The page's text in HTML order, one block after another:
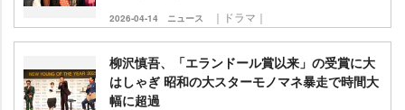
2026-04-14 ニュース ｜ドラマ｜
柳沢慎吾、「エランドール賞以来」の受賞に大
はしゃぎ 昭和の大スターモノマネ暴走で時間大
幅に超過